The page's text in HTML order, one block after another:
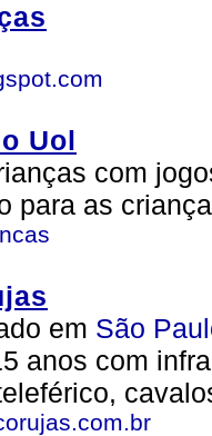
Uol
com
para as
em São
anos com